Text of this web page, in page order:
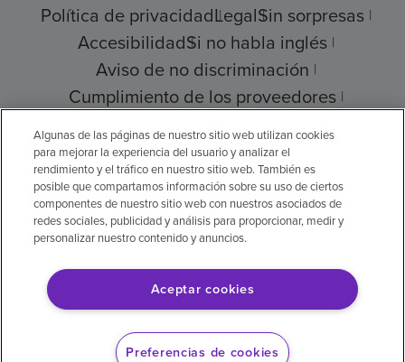
Política de privacidadLegalSin sorpresas
AccesibilidadSi no habla inglés
Aviso de no discriminación
Cumplimiento de los proveedores
Transparencia de precios
© 2026 Encompass Health Corporation
Preferencias de cookies
Aviso legal: Se tradujo con la ayuda de
inteligencia artificial (IA). La versión en inglés
Algunas de las páginas de nuestro sitio web utilizan cookies
para mejorar la experiencia del usuario y analizar el
rendimiento y el tráfico en nuestro sitio web. También es
posible que compartamos información sobre su uso de ciertos
componentes de nuestro sitio web con nuestros asociados de
redes sociales, publicidad y análisis para proporcionar, medir y
personalizar nuestro contenido y anuncios.
Aceptar cookies
Preferencias de cookies